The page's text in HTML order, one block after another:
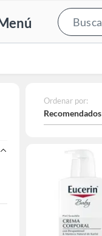
Ordenar por:
Recomendados